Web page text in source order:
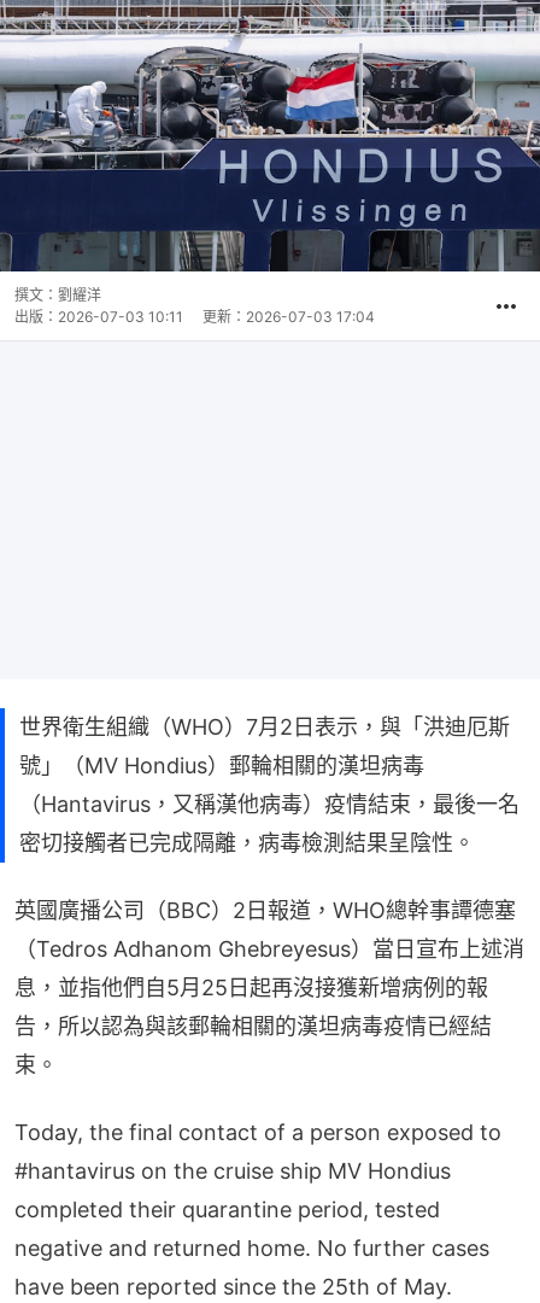
撰文： 劉耀洋
出版： 2026-07-03 10:11 更新： 2026-07-03 17:04
世界衛生組織（WHO）7月2日表示，與「洪迪厄斯
號」（MV Hondius）郵輪相關的漢坦病毒
（Hantavirus，又稱漢他病毒）疫情結束，最後一名
密切接觸者已完成隔離，病毒檢測結果呈陰性。
英國廣播公司（BBC）2日報道，WHO總幹事譚德塞
（Tedros Adhanom Ghebreyesus）當日宣布上述消
息，並指他們自5月25日起再沒接獲新增病例的報
告，所以認為與該郵輪相關的漢坦病毒疫情已經結
束。
Today, the final contact of a person exposed to
#hantavirus on the cruise ship MV Hondius
completed their quarantine period, tested
negative and returned home. No further cases
have been reported since the 25th of May.